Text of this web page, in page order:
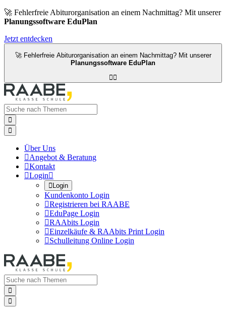
🚀 Fehlerfreie Abiturorganisation an einem Nachmittag? Mit unserer
Planungssoftware EduPlan
Jetzt entdecken
🚀 Fehlerfreie Abiturorganisation an einem Nachmittag? Mit unserer
Planungssoftware EduPlan



Über Uns
Angebot & Beratung
Kontakt
Login
Login
Kundenkonto Login
Registrieren bei RAABE
EduPage Login
RAAbits Login
Einzelkäufe & RAAbits Print Login
Schulleitung Online Login

